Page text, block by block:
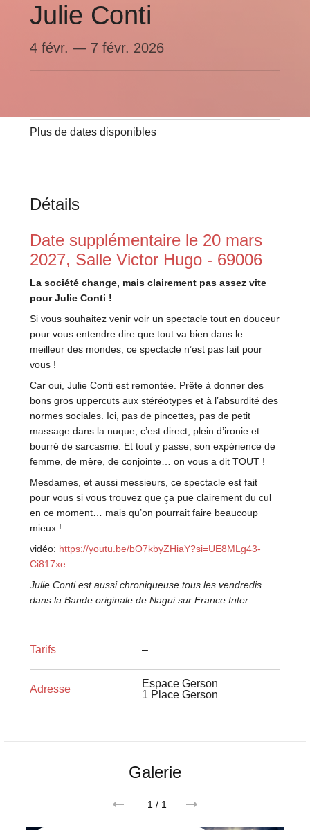
Julie Conti
4 févr. — 7 févr. 2026
Plus de dates disponibles
Détails
Date supplémentaire le 20 mars
2027, Salle Victor Hugo - 69006
La société change, mais clairement pas assez vite
pour Julie Conti !
Si vous souhaitez venir voir un spectacle tout en douceur
pour vous entendre dire que tout va bien dans le
meilleur des mondes, ce spectacle n’est pas fait pour
vous !
Car oui, Julie Conti est remontée. Prête à donner des
bons gros uppercuts aux stéréotypes et à l’absurdité des
normes sociales. Ici, pas de pincettes, pas de petit
massage dans la nuque, c’est direct, plein d’ironie et
bourré de sarcasme. Et tout y passe, son expérience de
femme, de mère, de conjointe… on vous a dit TOUT !
Mesdames, et aussi messieurs, ce spectacle est fait
pour vous si vous trouvez que ça pue clairement du cul
en ce moment… mais qu’on pourrait faire beaucoup
mieux !
vidéo: https://youtu.be/bO7kbyZHiaY?si=UE8MLg43-
Ci817xe
Julie Conti est aussi chroniqueuse tous les vendredis
dans la Bande originale de Nagui sur France Inter
Tarifs –
Adresse
Espace Gerson
1 Place Gerson
Galerie
1 / 1